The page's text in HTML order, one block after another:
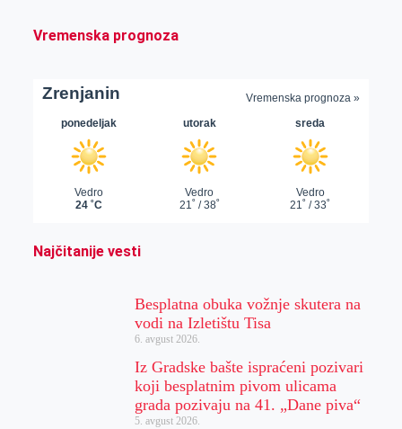
Vremenska prognoza
Najčitanije vesti
Besplatna obuka vožnje skutera na
vodi na Izletištu Tisa
6. avgust 2026.
Iz Gradske bašte ispraćeni pozivari
koji besplatnim pivom ulicama
grada pozivaju na 41. „Dane piva“
5. avgust 2026.